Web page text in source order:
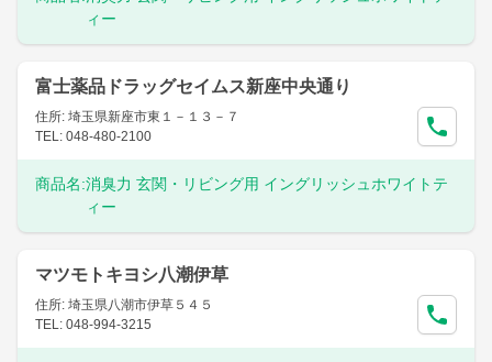
ィー
富士薬品ドラッグセイムス新座中央通り
住所: 埼玉県新座市東１－１３－７
TEL: 048-480-2100
商品名:消臭力 玄関・リビング用 イングリッシュホワイトテ
ィー
マツモトキヨシ八潮伊草
住所: 埼玉県八潮市伊草５４５
TEL: 048-994-3215